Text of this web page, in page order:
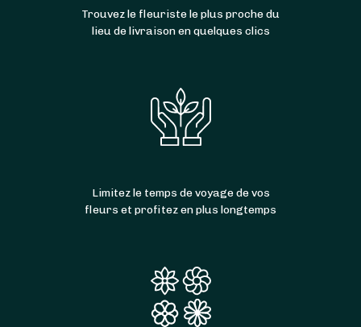
Trouvez le fleuriste le plus proche du
lieu de livraison en quelques clics
Limitez le temps de voyage de vos
fleurs et profitez en plus longtemps